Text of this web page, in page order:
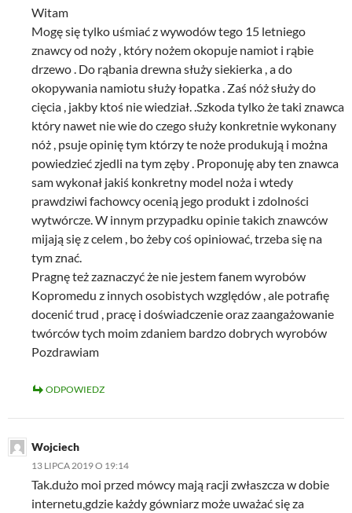
Witam
Mogę się tylko uśmiać z wywodów tego 15 letniego
znawcy od noży , który nożem okopuje namiot i rąbie
drzewo . Do rąbania drewna służy siekierka , a do
okopywania namiotu służy łopatka . Zaś nóż służy do
cięcia , jakby ktoś nie wiedział. .Szkoda tylko że taki znawca
który nawet nie wie do czego służy konkretnie wykonany
nóż , psuje opinię tym którzy te noże produkują i można
powiedzieć zjedli na tym zęby . Proponuję aby ten znawca
sam wykonał jakiś konkretny model noża i wtedy
prawdziwi fachowcy ocenią jego produkt i zdolności
wytwórcze. W innym przypadku opinie takich znawców
mijają się z celem , bo żeby coś opiniować, trzeba się na
tym znać.
Pragnę też zaznaczyć że nie jestem fanem wyrobów
Kopromedu z innych osobistych względów , ale potrafię
docenić trud , pracę i doświadczenie oraz zaangażowanie
twórców tych moim zdaniem bardzo dobrych wyrobów
Pozdrawiam
ODPOWIEDZ
Wojciech
13 LIPCA 2019 O 19:14
Tak.dużo moi przed mówcy mają racji zwłaszcza w dobie
internetu,gdzie każdy gówniarz może uważać się za